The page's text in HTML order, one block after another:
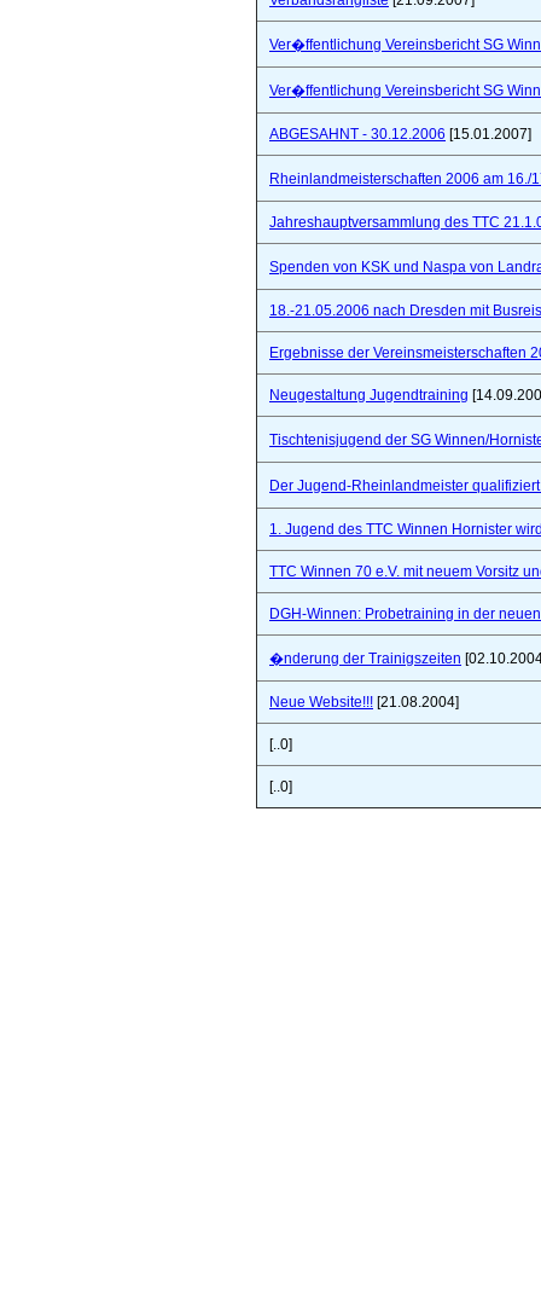
Ver�ffentlichung Vereinsbericht SG
Ver�ffentlichung Vereinsbericht SG
ABGESAHNT - 30.12.2006 [15.01.2007]
Rheinlandmeisterschaften 2006 am
Jahreshauptversammlung des TTC
Spenden von KSK und Naspa von
18.-21.05.2006 nach Dresden mit
Ergebnisse der Vereinsmeisterschaften
Neugestaltung Jugendtraining
Tischtenisjugend der SG Winnen/
Der Jugend-Rheinlandmeister
1. Jugend des TTC Winnen Hornister
TTC Winnen 70 e.V. mit neuem Vorsitz
DGH-Winnen: Probetraining in der
�nderung der Trainigszeiten
Neue Website!!! [21.08.2004]
[..0]
[..0]